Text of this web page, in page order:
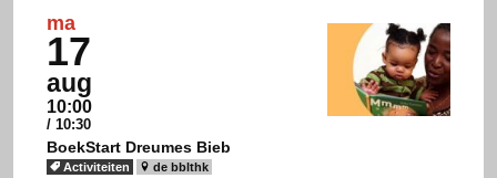
ma
17
aug
10:00
/ 10:30
BoekStart Dreumes Bieb
Activiteiten de bblthk